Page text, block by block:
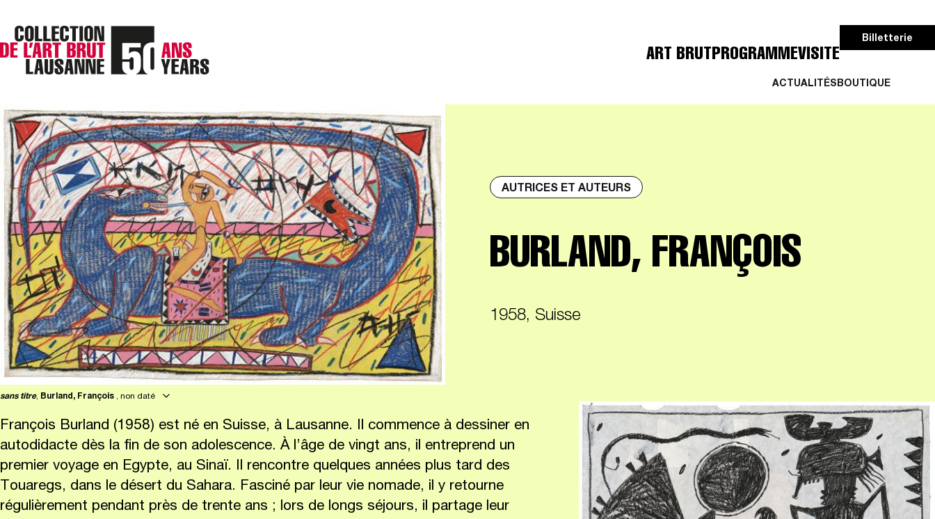
ACTUALITÉSBOUTIQUE
ART BRUTPROGRAMMEVISITE
Billetterie
sans titre, Burland, François , non daté
AUTRICES ET AUTEURS
BURLAND, FRANÇOIS
1958, Suisse
François Burland (1958) est né en Suisse, à Lausanne. Il commence à dessiner en
autodidacte dès la fin de son adolescence. À l’âge de vingt ans, il entreprend un
premier voyage en Egypte, au Sinaï. Il rencontre quelques années plus tard des
Touaregs, dans le désert du Sahara. Fasciné par leur vie nomade, il y retourne
régulièrement pendant près de trente ans ; lors de longs séjours, il partage leur